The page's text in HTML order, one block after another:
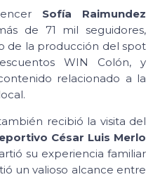
Sofía Raimundez
de 71 mil seguidores,
de la producción del spot
WIN Colón, y
relacionado a la
recibió la visita del
César Luis Merlo
su experiencia familiar
un valioso alcance entre